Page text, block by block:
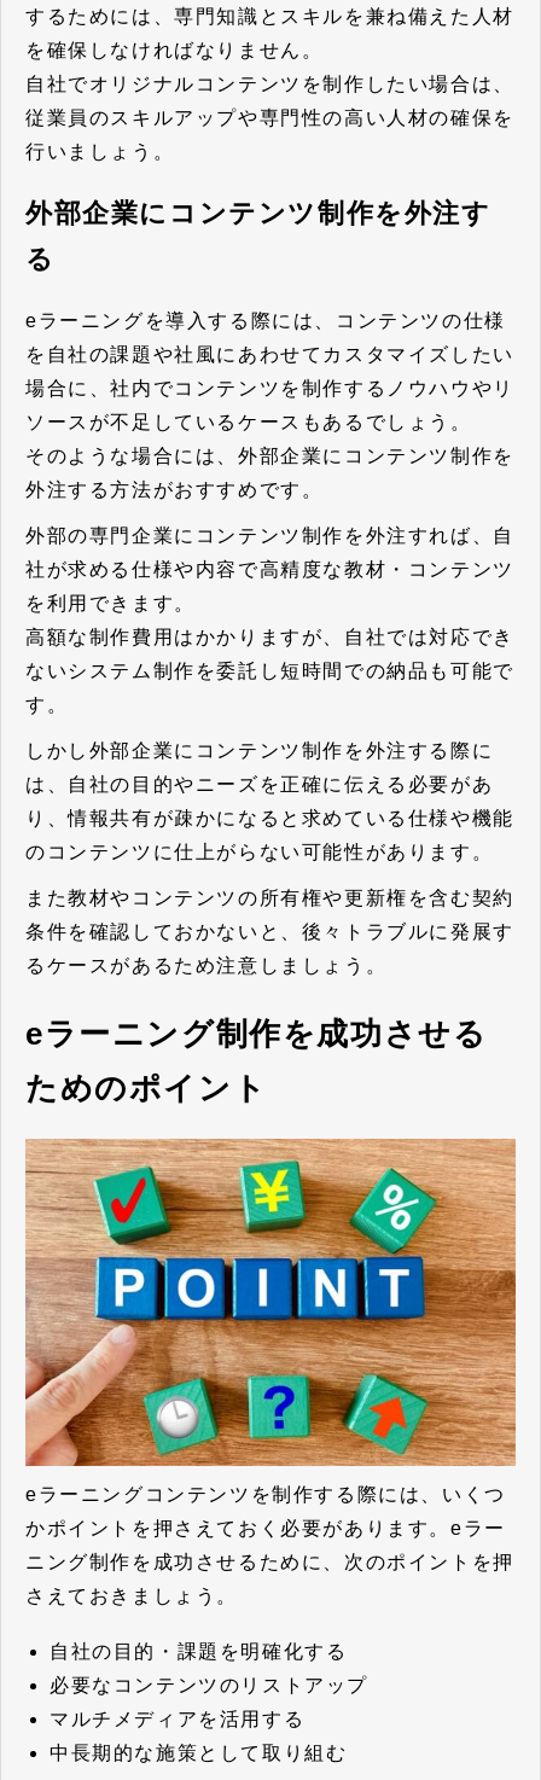
するためには、専門知識とスキルを兼ね備えた人材
を確保しなければなりません。
自社でオリジナルコンテンツを制作したい場合は、
従業員のスキルアップや専門性の高い人材の確保を
行いましょう。
外部企業にコンテンツ制作を外注す
る
eラーニングを導入する際には、コンテンツの仕様
を自社の課題や社風にあわせてカスタマイズしたい
場合に、社内でコンテンツを制作するノウハウやリ
ソースが不足しているケースもあるでしょう。
そのような場合には、外部企業にコンテンツ制作を
外注する方法がおすすめです。
外部の専門企業にコンテンツ制作を外注すれば、自
社が求める仕様や内容で高精度な教材・コンテンツ
を利用できます。
高額な制作費用はかかりますが、自社では対応でき
ないシステム制作を委託し短時間での納品も可能で
す。
しかし外部企業にコンテンツ制作を外注する際に
は、自社の目的やニーズを正確に伝える必要があ
り、情報共有が疎かになると求めている仕様や機能
のコンテンツに仕上がらない可能性があります。
また教材やコンテンツの所有権や更新権を含む契約
条件を確認しておかないと、後々トラブルに発展す
るケースがあるため注意しましょう。
eラーニング制作を成功させる
ためのポイント
eラーニングコンテンツを制作する際には、いくつ
かポイントを押さえておく必要があります。eラー
ニング制作を成功させるために、次のポイントを押
さえておきましょう。
自社の目的・課題を明確化する
必要なコンテンツのリストアップ
マルチメディアを活用する
中長期的な施策として取り組む